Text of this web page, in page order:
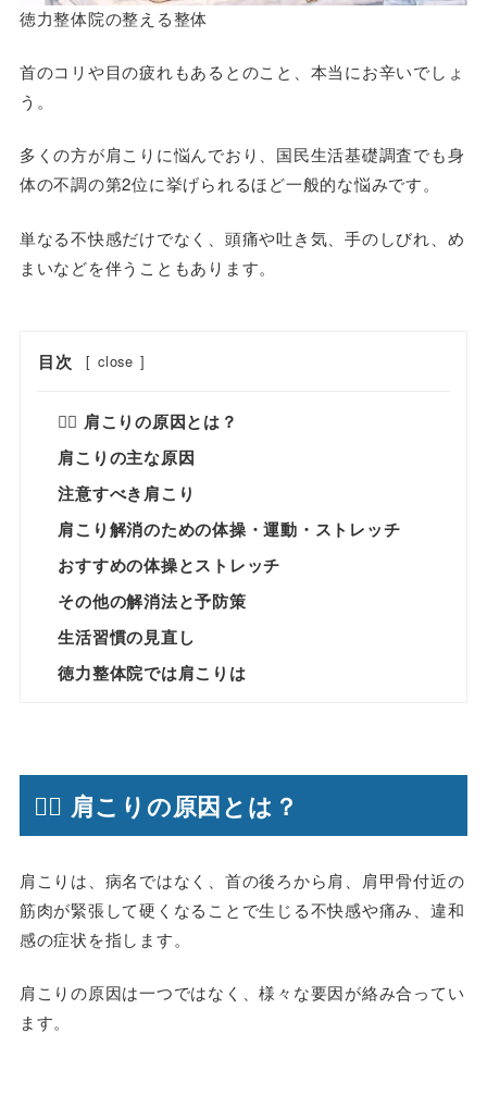
徳力整体院の整える整体
首のコリや目の疲れもあるとのこと、本当にお辛いでしょ
う。
多くの方が肩こりに悩んでおり、国民生活基礎調査でも身
体の不調の第2位に挙げられるほど一般的な悩みです。
単なる不快感だけでなく、頭痛や吐き気、手のしびれ、め
まいなどを伴うこともあります。
目次 [ close ]
🤷‍♀️ 肩こりの原因とは？
肩こりの主な原因
注意すべき肩こり
肩こり解消のための体操・運動・ストレッチ
おすすめの体操とストレッチ
その他の解消法と予防策
生活習慣の見直し
徳力整体院では肩こりは
🤷‍♀️ 肩こりの原因とは？
肩こりは、病名ではなく、首の後ろから肩、肩甲骨付近の
筋肉が緊張して硬くなることで生じる不快感や痛み、違和
感の症状を指します。
肩こりの原因は一つではなく、様々な要因が絡み合ってい
ます。